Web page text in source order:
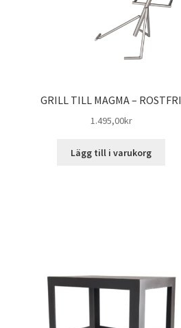
GRILL TILL MAGMA – ROSTFRI
1.495,00kr
Lägg till i varukorg